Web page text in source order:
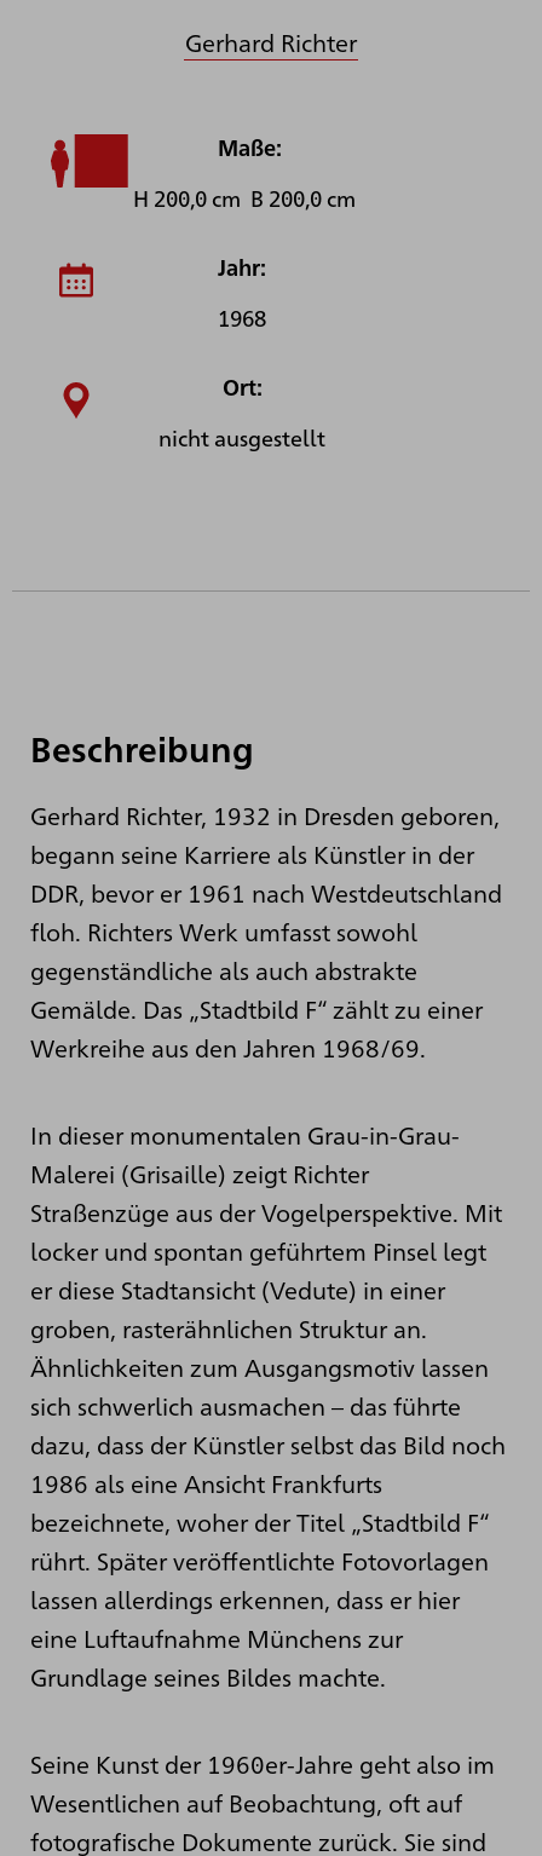
Gerhard Richter
Maße:
H 200,0 cm B 200,0 cm
Jahr:
1968
Ort:
nicht ausgestellt
Beschreibung
Gerhard Richter, 1932 in Dresden geboren,
begann seine Karriere als Künstler in der
DDR, bevor er 1961 nach Westdeutschland
floh. Richters Werk umfasst sowohl
gegenständliche als auch abstrakte
Gemälde. Das „Stadtbild F“ zählt zu einer
Werkreihe aus den Jahren 1968/69.
In dieser monumentalen Grau-in-Grau-
Malerei (Grisaille) zeigt Richter
Straßenzüge aus der Vogelperspektive. Mit
locker und spontan geführtem Pinsel legt
er diese Stadtansicht (Vedute) in einer
groben, rasterähnlichen Struktur an.
Ähnlichkeiten zum Ausgangsmotiv lassen
sich schwerlich ausmachen – das führte
dazu, dass der Künstler selbst das Bild noch
1986 als eine Ansicht Frankfurts
bezeichnete, woher der Titel „Stadtbild F“
rührt. Später veröffentlichte Fotovorlagen
lassen allerdings erkennen, dass er hier
eine Luftaufnahme Münchens zur
Grundlage seines Bildes machte.
Seine Kunst der 1960er-Jahre geht also im
Wesentlichen auf Beobachtung, oft auf
fotografische Dokumente zurück. Sie sind